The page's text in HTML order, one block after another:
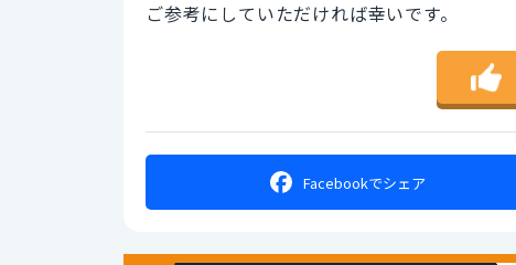
ご参考にしていただければ幸いです。
Facebookでシェア